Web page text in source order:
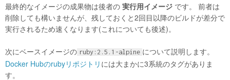
最終的なイメージの成果物は後者の 実行用イメージ です。 前者は
削除しても構いませんが、残しておくと2回目以降のビルドが差分で
実行されるため速くなります(これについても後述)。
次にベースイメージの ruby:2.5.1-alpine について説明します。
Docker Hubのrubyリポジトリ には大まかに3系統のタグがありま
す。